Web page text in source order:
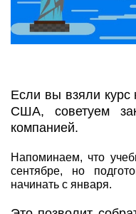
Если вы взяли курс
США, советуем
компанией.
Напоминаем, что
сентябре, но
начинать с января.